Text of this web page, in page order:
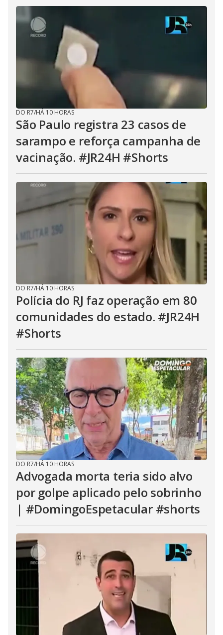
DO R7/HÁ 10 HORAS
São Paulo registra 23 casos de
sarampo e reforça campanha de
vacinação. #JR24H #Shorts
DO R7/HÁ 10 HORAS
Polícia do RJ faz operação em 80
comunidades do estado. #JR24H
#Shorts
DO R7/HÁ 10 HORAS
Advogada morta teria sido alvo
por golpe aplicado pelo sobrinho
| #DomingoEspetacular #shorts